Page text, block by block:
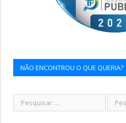
NÃO ENCONTROU O QUE QUERIA?